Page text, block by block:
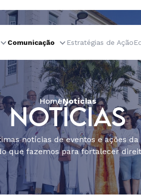
Comunicação Estratégias de Ação
HomeNotícias
NOTÍCIAS
notícias de eventos e ações da
que fazemos para fortalecer